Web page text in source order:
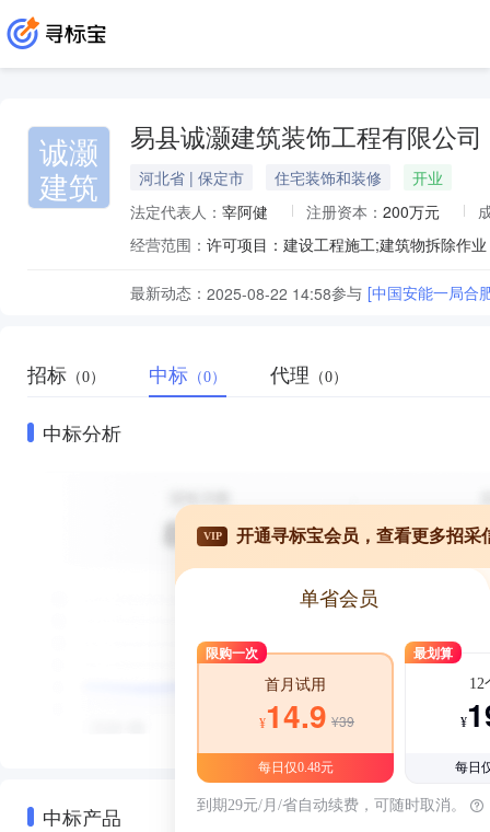
诚灏
建筑
易县诚灏建筑装饰工程有限公司
河北省 | 保定市 住宅装饰和装修
开业
法定代表人： 宰阿健 注册资本： 200万元
经营范围：
最新动态： 2025-08-22 14:58参与 [中国安能一局合
招标 （0） 中标 （0） 代理 （0）
中标分析
中标产品
VIP 开通寻标宝会员，查看更多招采
单省会员
限购一次
首月试用
¥14.9 ¥39
每日仅0.48元
最划算
12
¥
每日
到期29元/月/省自动续费，可随时取消。